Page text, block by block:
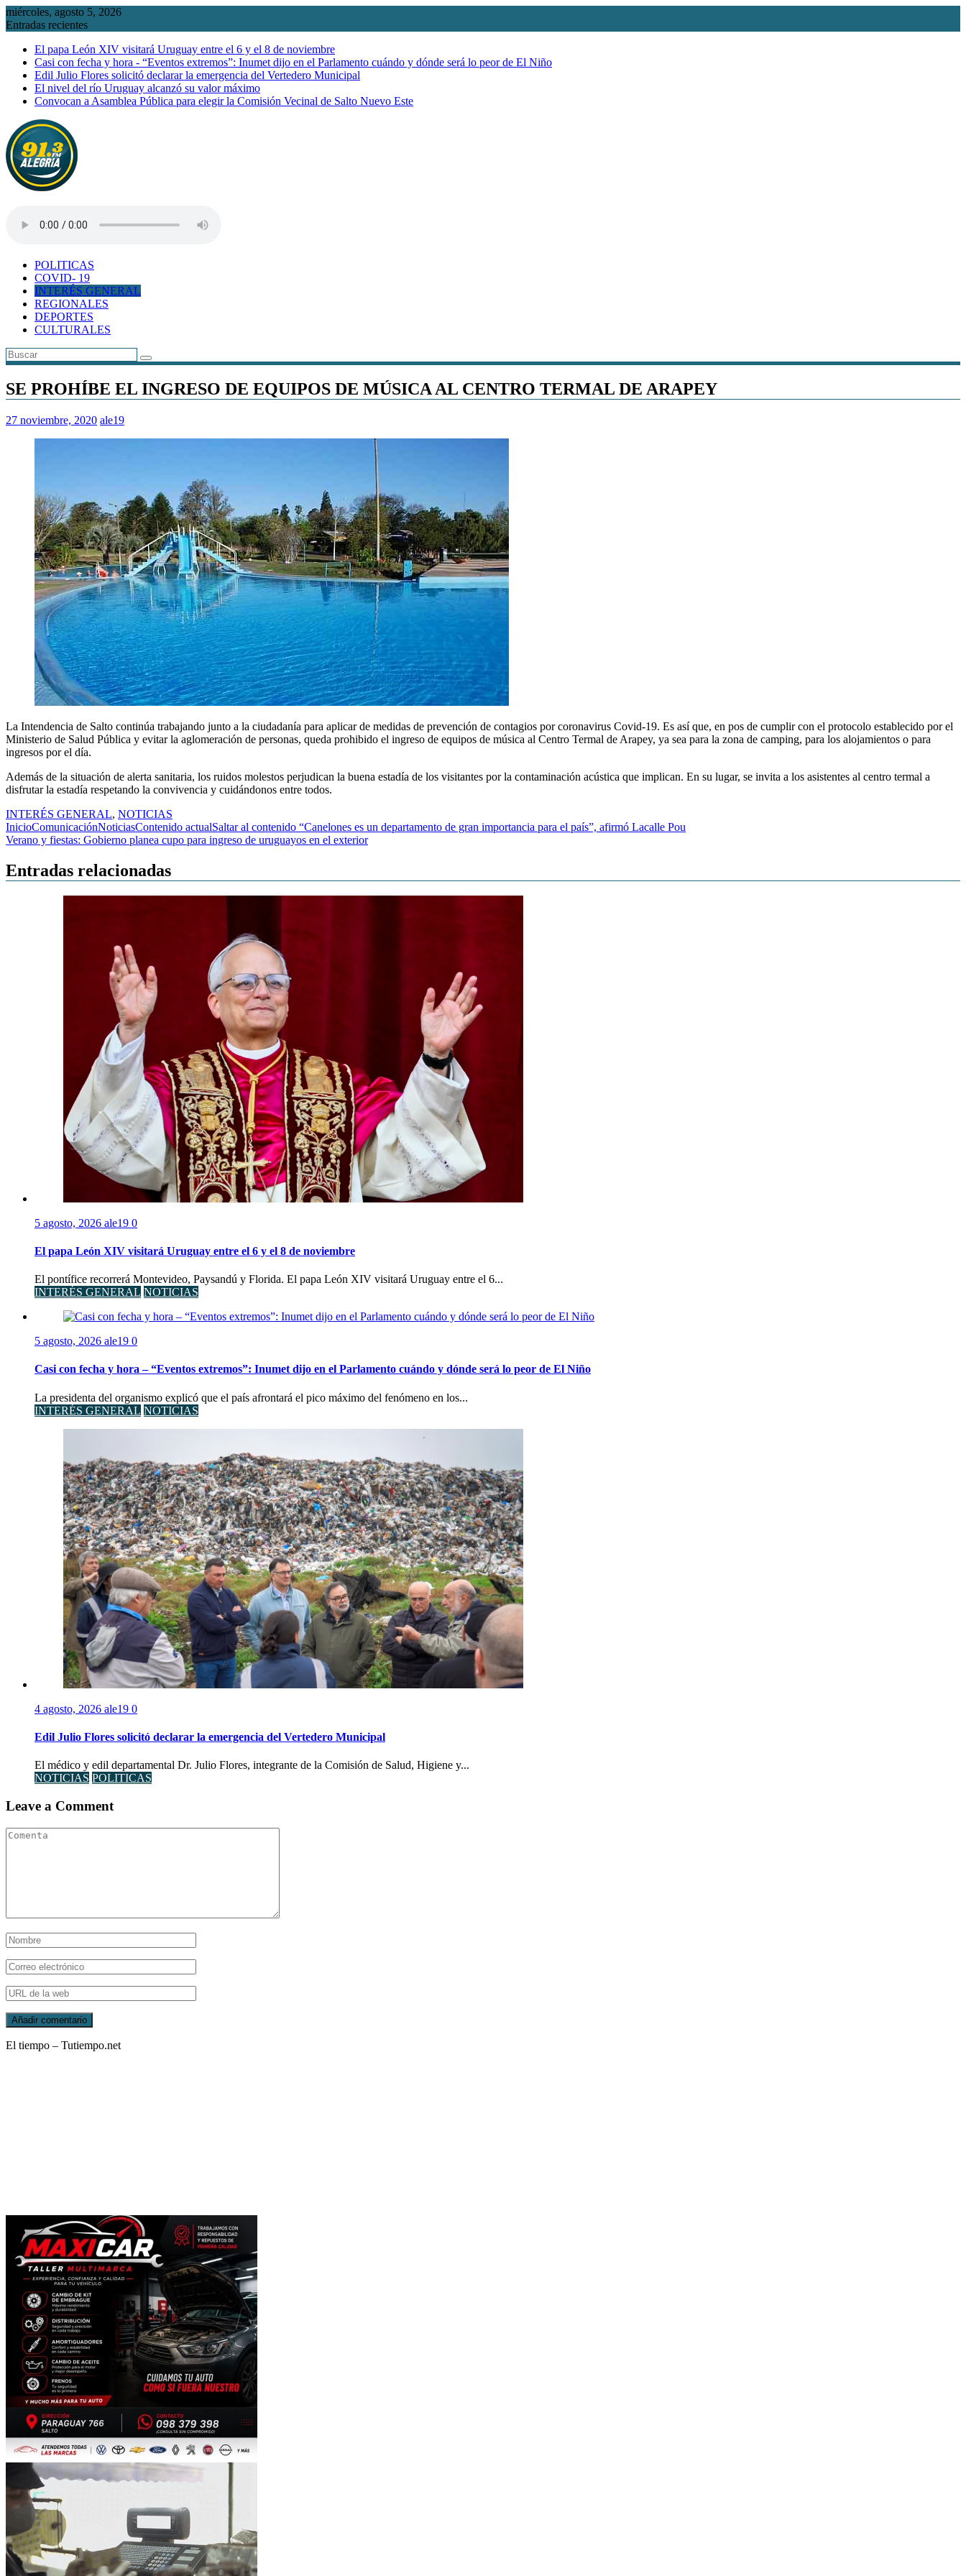
Saltar
al
miércoles, agosto 5, 2026
Entradas recientes
El papa León XIV visitará Uruguay entre el 6 y el 8 de noviembre
Casi con fecha y hora - “Eventos extremos”: Inumet dijo en el Parlamento cuándo y dónde será lo peor de El Niño
Edil Julio Flores solicitó declarar la emergencia del Vertedero Municipal
El nivel del río Uruguay alcanzó su valor máximo
Convocan a Asamblea Pública para elegir la Comisión Vecinal de Salto Nuevo Este
POLITICAS
COVID- 19
INTERÉS GENERAL
REGIONALES
DEPORTES
CULTURALES
SE PROHÍBE EL INGRESO DE EQUIPOS DE MÚSICA AL CENTRO TERMAL DE ARAPEY
27 noviembre, 2020 ale19
La Intendencia de Salto continúa trabajando junto a la ciudadanía para aplicar de medidas de prevención de contagios por coronavirus Covid-19. Es así que, en pos de cumplir con el protocolo establecido por el
Ministerio de Salud Pública y evitar la aglomeración de personas, queda prohibido el ingreso de equipos de música al Centro Termal de Arapey, ya sea para la zona de camping, para los alojamientos o para
ingresos por el día.
Además de la situación de alerta sanitaria, los ruidos molestos perjudican la buena estadía de los visitantes por la contaminación acústica que implican. En su lugar, se invita a los asistentes al centro termal a
disfrutar la estadía respetando la convivencia y cuidándonos entre todos.
INTERÉS GENERAL, NOTICIAS
Navegación
de
entradas
InicioComunicaciónNoticiasContenido actualSaltar al contenido “Canelones es un departamento de gran importancia para el país”, afirmó Lacalle Pou
Verano y fiestas: Gobierno planea cupo para ingreso de uruguayos en el exterior
Entradas relacionadas
5 agosto, 2026 ale19 0
El papa León XIV visitará Uruguay entre el 6 y el 8 de noviembre
El pontífice recorrerá Montevideo, Paysandú y Florida. El papa León XIV visitará Uruguay entre el 6...
INTERÉS GENERAL NOTICIAS
5 agosto, 2026 ale19 0
Casi con fecha y hora – “Eventos extremos”: Inumet dijo en el Parlamento cuándo y dónde será lo peor de El Niño
La presidenta del organismo explicó que el país afrontará el pico máximo del fenómeno en los...
INTERÉS GENERAL NOTICIAS
4 agosto, 2026 ale19 0
Edil Julio Flores solicitó declarar la emergencia del Vertedero Municipal
El médico y edil departamental Dr. Julio Flores, integrante de la Comisión de Salud, Higiene y...
NOTICIAS POLITICAS
Leave a Comment
El tiempo – Tutiempo.net